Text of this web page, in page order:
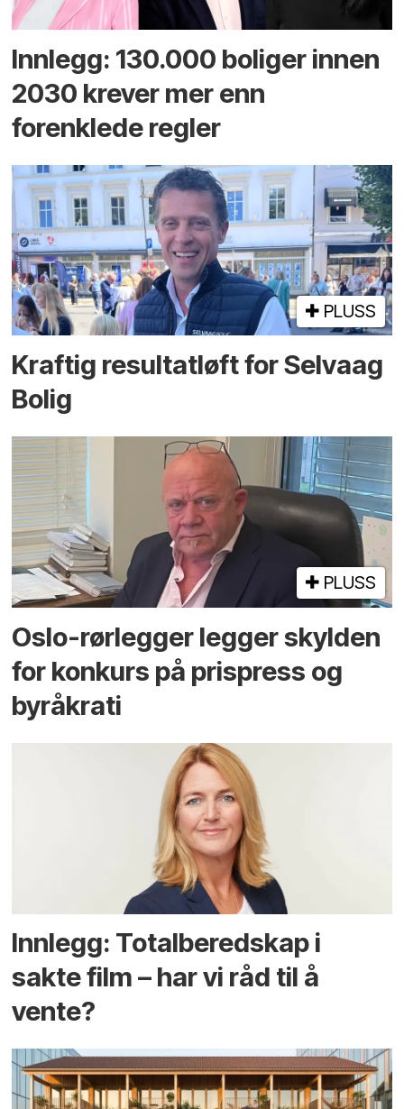
Innlegg: 130.000 boliger innen
2030 krever mer enn
forenklede regler
PLUSS
Kraftig resultatløft for Selvaag
Bolig
PLUSS
Oslo-rørlegger legger skylden
for konkurs på prispress og
byråkrati
Innlegg: Totalberedskap i
sakte film – har vi råd til å
vente?